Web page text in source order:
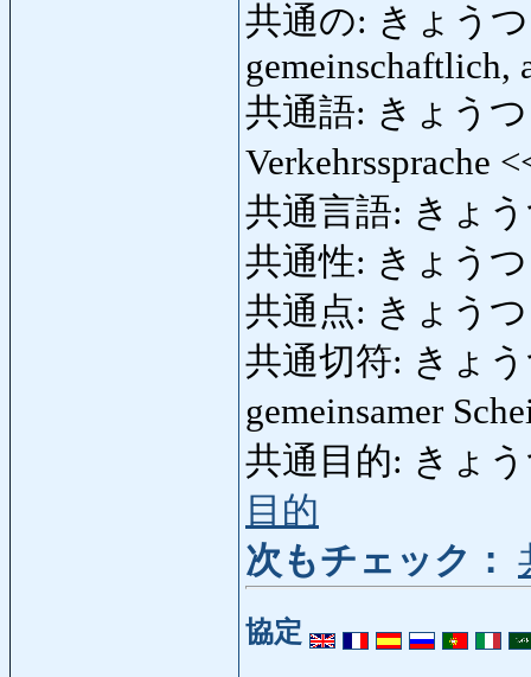
共通の: きょうつ
gemeinschaftlich,
共通語: きょうつ
Verkehrssprache
共通言語: きょ
共通性: きょう
共通点: きょうつ
共通切符: きょう
gemeinsamer
共通目的: きょう
目的
次もチェック：
協定